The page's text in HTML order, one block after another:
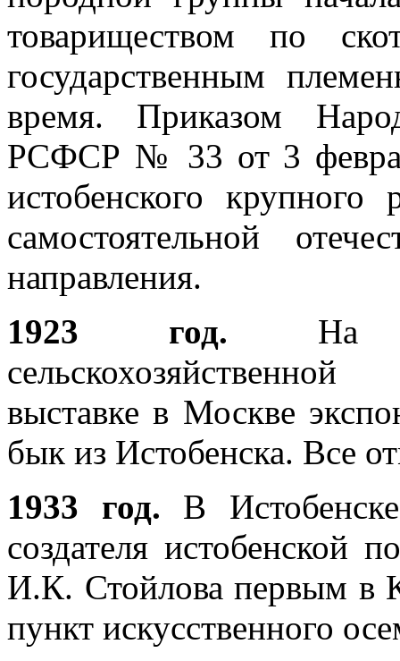
товариществом по
государственным
время. Приказом
РСФСР № 33 от 3
истобенского крупного
самостоятельной
направления.
1923 год. На
выставке в Москве
бык из Истобенска. Все
1933 год. В
создателя истобенской
И.К. Стойлова первым в
пункт искусственного